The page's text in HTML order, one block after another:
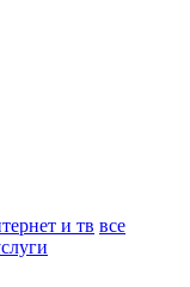
и тв все